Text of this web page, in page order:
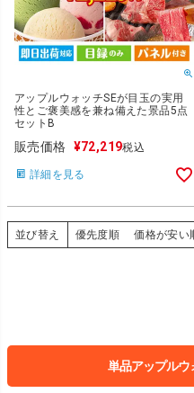
アップルウォッチSEが目玉の実用
性とご褒美感を兼ね備えた景品5点
セットB
販売価格 ¥72,219税込
詳細を見る
並び替え 優先度順 価格が安い
単品アップルウ